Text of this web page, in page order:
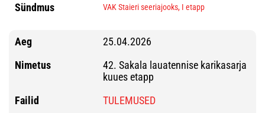
VAK Staieri seeriajooks, I etapp
25.04.2026
42. Sakala lauatennise karikasarja
kuues etapp
TULEMUSED